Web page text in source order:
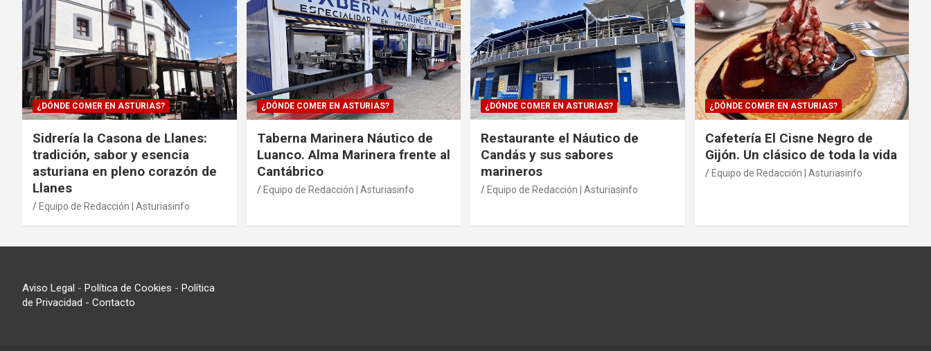
¿DÓNDE COMER EN ASTURIAS?
Sidrería la Casona de Llanes:
tradición, sabor y esencia
asturiana en pleno corazón de
Llanes
Equipo de Redacción | Asturiasinfo
¿DÓNDE COMER EN ASTURIAS?
Taberna Marinera Náutico de
Luanco. Alma Marinera frente al
Cantábrico
Equipo de Redacción | Asturiasinfo
¿DÓNDE COMER EN ASTURIAS?
Restaurante el Náutico de
Candás y sus sabores
marineros
Equipo de Redacción | Asturiasinfo
¿DÓNDE COMER EN ASTURIAS?
Cafetería El Cisne Negro de
Gijón. Un clásico de toda la vida
Equipo de Redacción | Asturiasinfo
Aviso Legal - Política de Cookies - Política
de Privacidad - Contacto